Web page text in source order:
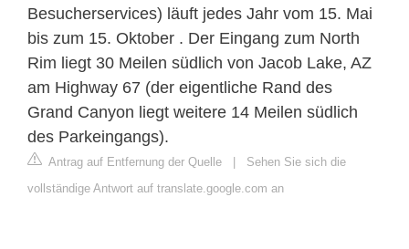
Besucherservices) läuft jedes Jahr vom 15. Mai
bis zum 15. Oktober . Der Eingang zum North
Rim liegt 30 Meilen südlich von Jacob Lake, AZ
am Highway 67 (der eigentliche Rand des
Grand Canyon liegt weitere 14 Meilen südlich
des Parkeingangs).
Antrag auf Entfernung der Quelle
Sehen Sie sich die
vollständige Antwort auf translate.google.com an